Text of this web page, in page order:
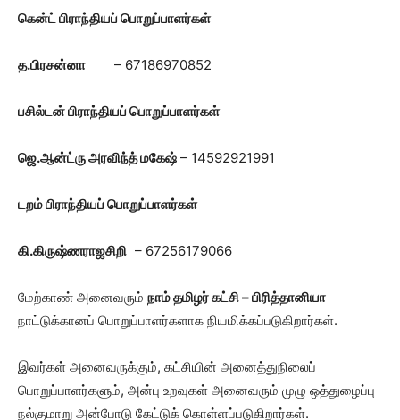
கென்ட் பிராந்தியப் பொறுப்பாளர்கள்
த.பிரசன்னா – 67186970852
பசில்டன் பிராந்தியப் பொறுப்பாளர்கள்
ஜெ.ஆன்ட்ரு அரவிந்த் மகேஷ் – 14592921991
டறம் பிராந்தியப் பொறுப்பாளர்கள்
கி.கிருஷ்ணராஜசிறி – 67256179066
மேற்காண் அனைவரும் நாம் தமிழர் கட்சி – பிரித்தானியா
நாட்டுக்கானப் பொறுப்பாளர்களாக நியமிக்கப்படுகிறார்கள்.
இவர்கள் அனைவருக்கும், கட்சியின் அனைத்துநிலைப்
பொறுப்பாளர்களும், அன்பு உறவுகள் அனைவரும் முழு ஒத்துழைப்பு
நல்குமாறு அன்போடு கேட்டுக் கொள்ளப்படுகிறார்கள்.